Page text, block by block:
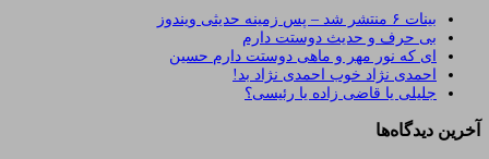
بینات ۶ منتشر شد – پس زمینه حدیثی ویندوز
بی حرف و حدیث دوستت دارم
ای که نور مهر و ماهی دوستت دارم حسین
احمدی نژاد خوب احمدی نژاد بد!
جلیلی یا قاضی زاده یا رئیسی؟
آخرین دیدگاه‌ها